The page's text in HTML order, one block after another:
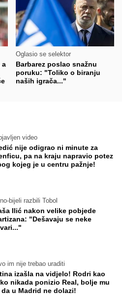
a
Oglasio se selektor
Barbarez poslao snažnu
poruku: "Toliko o biranju
naših igrača..."
video
nije odigrao ni minute za
pa na kraju napravio potez
kojeg je u centru pažnje!
bijeli razbili Tobol
Ilić nakon velike pobjede
"Dešavaju se neke
im nije trebao uraditi
izašla na vidjelo! Rodri kao
nikada ponizio Real, bolje mu
da u Madrid ne dolazi!